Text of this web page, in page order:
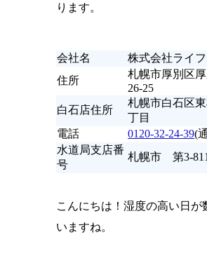
ります。
会社名
株式会社ライ
住所
札幌市厚別区
26-25
白石店住所
札幌市白石区
丁目
電話
0120-32-24-39(
水道局支店番
号
札幌市 第3-
こんにちは！湿度の高い日が
いますね。